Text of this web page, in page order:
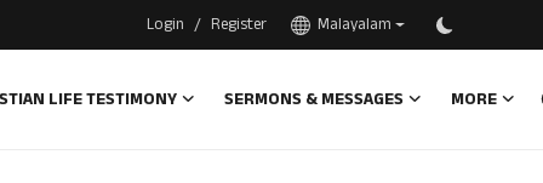
Login / Register Malayalam
LIFE TESTIMONY SERMONS & MESSAGES
MORE